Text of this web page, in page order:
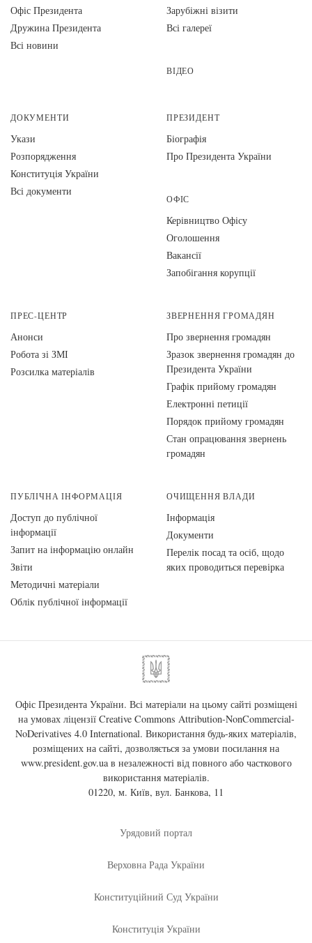
Офіс Президента
Дружина Президента
Всі новини
Зарубіжні візити
Всі галереї
ВІДЕО
ДОКУМЕНТИ
Укази
Розпорядження
Конституція України
Всі документи
ПРЕЗИДЕНТ
Біографія
Про Президента України
ОФІС
Керівництво Офісу
Оголошення
Вакансії
Запобігання корупції
ПРЕС-ЦЕНТР
Анонси
Робота зі ЗМІ
Розсилка матеріалів
ЗВЕРНЕННЯ ГРОМАДЯН
Про звернення громадян
Зразок звернення громадян до
Президента України
Графік прийому громадян
Електронні петиції
Порядок прийому громадян
Стан опрацювання звернень
громадян
ПУБЛІЧНА ІНФОРМАЦІЯ
Доступ до публічної
інформації
Запит на інформацію онлайн
Звіти
Методичні матеріали
Облік публічної інформації
ОЧИЩЕННЯ ВЛАДИ
Інформація
Документи
Перелік посад та осіб, щодо
яких проводиться перевірка
Офіс Президента України. Всі матеріали на цьому сайті розміщені
на умовах ліцензії Creative Commons Attribution-NonCommercial-
NoDerivatives 4.0 International. Використання будь-яких матеріалів,
розміщених на сайті, дозволяється за умови посилання на
www.president.gov.uaв незалежності від повного або часткового
використання матеріалів.
01220, м. Київ, вул. Банкова, 11
Урядовий портал
Верховна Рада України
Конституційний Суд України
Конституція України